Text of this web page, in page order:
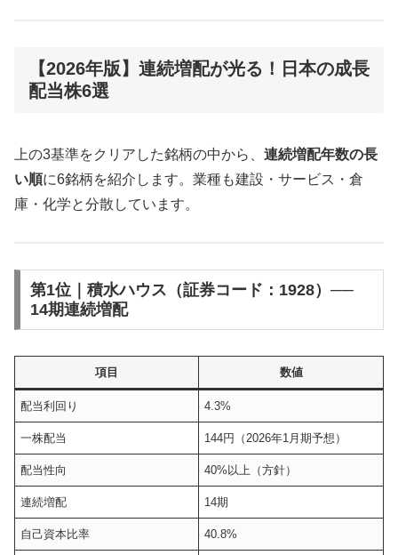
【2026年版】連続増配が光る！日本の成長
配当株6選
上の3基準をクリアした銘柄の中から、 連続増配年数の長
い順に6銘柄を紹介します。業種も建設・サービス・倉
庫・化学と分散しています。
第1位｜積水ハウス（証券コード：1928）──
14期連続増配
項目 数値
配当利回り 4.3%
一株配当 144円（2026年1月期予想）
配当性向 40%以上（方針）
連続増配 14期
自己資本比率 40.8%